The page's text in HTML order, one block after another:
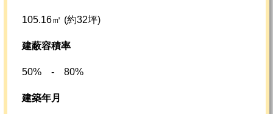
105.16㎡ (約32坪)
建蔽容積率
50% - 80%
建築年月